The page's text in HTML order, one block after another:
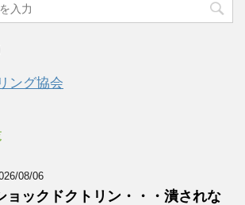
ング協会
08/06
ョックドクトリン・・・潰されな